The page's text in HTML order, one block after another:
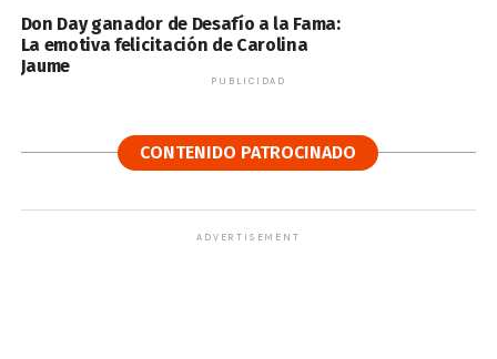
Don Day ganador de Desafío a la Fama:
La emotiva felicitación de Carolina
Jaume
PUBLICIDAD
CONTENIDO PATROCINADO
ADVERTISEMENT